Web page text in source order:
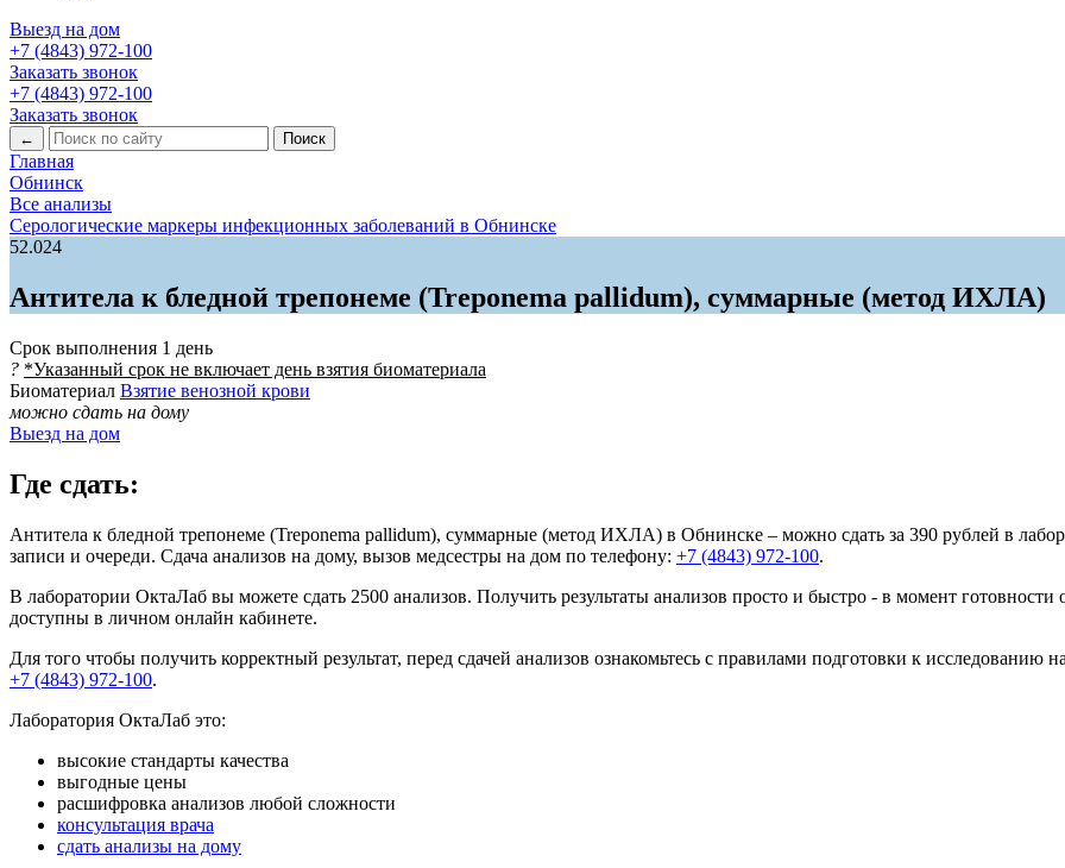
Выезд на дом
+7 (4843) 972-100
Заказать звонок
+7 (4843) 972-100
Заказать звонок
←
Главная
Обнинск
Все анализы
Серологические маркеры инфекционных заболеваний в Обнинске
52.024
Антитела к бледной трепонеме (Treponema pallidum), суммарные (метод ИХЛА)
Срок выполнения 1 день
? *Указанный срок не включает день взятия биоматериала
Биоматериал Взятие венозной крови
можно сдать на дому
Выезд на дом
Где сдать:
Антитела к бледной трепонеме (Treponema pallidum), суммарные (метод ИХЛА) в Обнинске – можно сдать за 390 рублей в
записи и очереди. Сдача анализов на дому, вызов медсестры на дом по телефону: +7 (4843) 972-100.
В лаборатории ОктаЛаб вы можете сдать 2500 анализов. Получить результаты анализов просто и быстро - в момент
доступны в личном онлайн кабинете.
Для того чтобы получить корректный результат, перед сдачей анализов ознакомьтесь с правилами подготовки к исследованию
+7 (4843) 972-100.
Лаборатория ОктаЛаб это:
высокие стандарты качества
выгодные цены
расшифровка анализов любой сложности
консультация врача
сдать анализы на дому